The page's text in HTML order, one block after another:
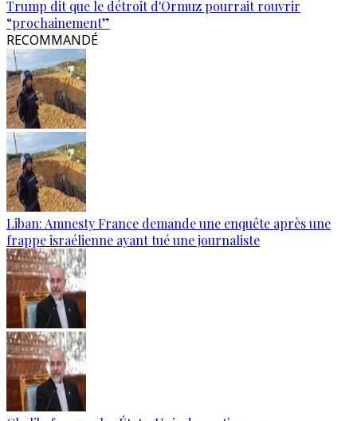
Trump dit que le détroit d'Ormuz pourrait rouvrir
“prochainement”
RECOMMANDÉ
Liban: Amnesty France demande une enquête après une
frappe israélienne ayant tué une journaliste